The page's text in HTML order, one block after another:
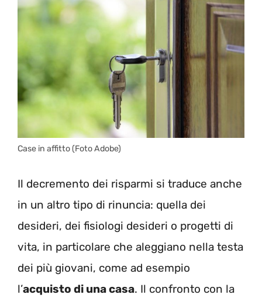
Case in affitto (Foto Adobe)
Il decremento dei risparmi si traduce anche
in un altro tipo di rinuncia: quella dei
desideri, dei fisiologi desideri o progetti di
vita, in particolare che aleggiano nella testa
dei più giovani, come ad esempio
l’acquisto di una casa. Il confronto con la